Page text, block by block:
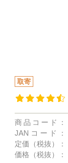
取寄
商品コード：
JANコード：
定価（税抜）：
価格（税抜）：